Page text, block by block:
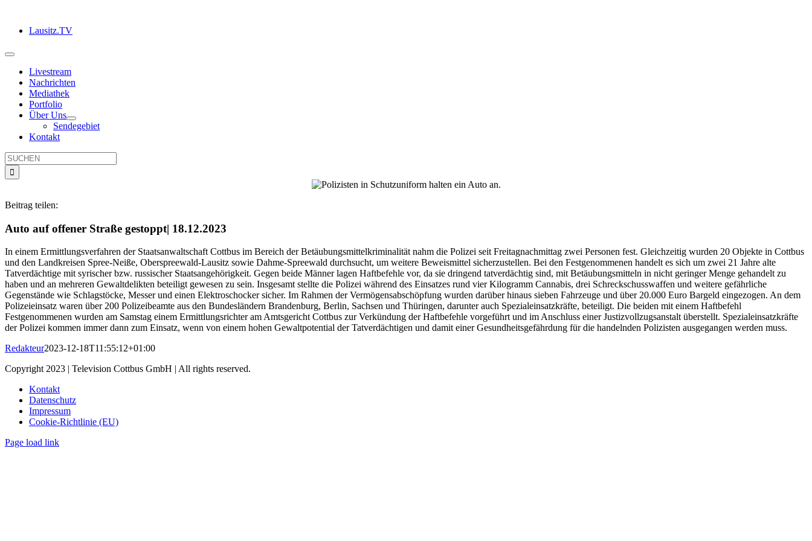
springenLausitz.TV
Toggle
NavigationLivestream
Nachrichten
Mediathek
Portfolio
Über Uns
Sendegebiet
Kontakt
Suche
nach:
Beitrag teilen:
Auto auf offener Straße gestoppt| 18.12.2023
In einem Ermittlungsverfahren der Staatsanwaltschaft Cottbus im Bereich der Betäubungsmittelkriminalität nahm die Polizei seit Freitagnachmittag zwei Personen fest. Gleichzeitig wurden 20 Objekte in Cottbus
und den Landkreisen Spree-Neiße, Oberspreewald-Lausitz sowie Dahme-Spreewald durchsucht, um weitere Beweismittel sicherzustellen. Bei den Festgenommenen handelt es sich um zwei 21 Jahre alte
Tatverdächtige mit syrischer bzw. russischer Staatsangehörigkeit. Gegen beide Männer lagen Haftbefehle vor, da sie dringend tatverdächtig sind, mit Betäubungsmitteln in nicht geringer Menge gehandelt zu
haben und an mehreren Gewaltdelikten beteiligt gewesen zu sein. Insgesamt stellte die Polizei während des Einsatzes rund vier Kilogramm Cannabis, drei Schreckschusswaffen und weitere gefährliche
Gegenstände wie Schlagstöcke, Messer und einen Elektroschocker sicher. Im Rahmen der Vermögensabschöpfung wurden darüber hinaus sieben Fahrzeuge und über 20.000 Euro Bargeld eingezogen. An dem
Polizeieinsatz waren über 200 Polizeibeamte aus den Bundesländern Brandenburg, Berlin, Sachsen und Thüringen, darunter auch Spezialeinsatzkräfte, beteiligt. Die beiden mit einem Haftbefehl
Festgenommenen wurden am Samstag einem Ermittlungsrichter am Amtsgericht Cottbus zur Verkündung der Haftbefehle vorgeführt und im Anschluss einer Justizvollzugsanstalt überstellt. Spezialeinsatzkräfte
der Polizei kommen immer dann zum Einsatz, wenn von einem hohen Gewaltpotential der Tatverdächtigen und damit einer Gesundheitsgefährdung für die handelnden Polizisten ausgegangen werden muss.
Redakteur2023-12-18T11:55:12+01:00
Copyright 2023 | Television Cottbus GmbH | All rights reserved.
Kontakt
Datenschutz
Impressum
Cookie-Richtlinie (EU)
Page load link